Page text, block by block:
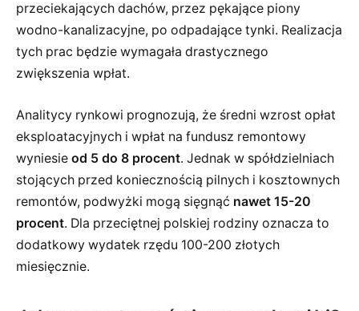
przeciekających dachów, przez pękające piony
wodno-kanalizacyjne, po odpadające tynki. Realizacja
tych prac będzie wymagała drastycznego
zwiększenia wpłat.
Analitycy rynkowi prognozują, że średni wzrost opłat
eksploatacyjnych i wpłat na fundusz remontowy
wyniesie od 5 do 8 procent. Jednak w spółdzielniach
stojących przed koniecznością pilnych i kosztownych
remontów, podwyżki mogą sięgnąć nawet 15-20
procent. Dla przeciętnej polskiej rodziny oznacza to
dodatkowy wydatek rzędu 100-200 złotych
miesięcznie.